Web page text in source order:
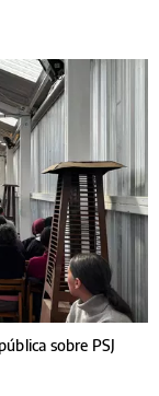
sobre PSJ